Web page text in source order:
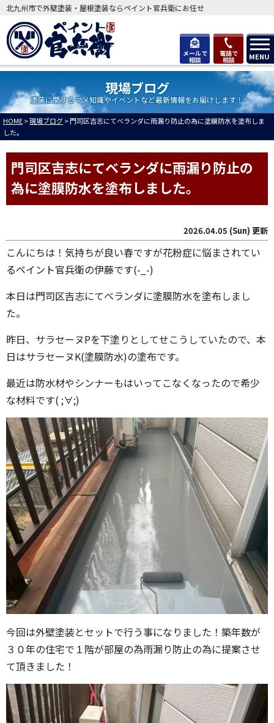
メールで
相談
電話で
相談 MENU
北九州市で外壁塗装・屋根塗装ならペイント官兵衛にお任せ
現場ブログ
塗装に関するマメ知識やイベントなど最新情報をお届けします！
HOME>現場ブログ>門司区吉志にてベランダに雨漏り防止の為に塗膜防水を塗布しま
した。
門司区吉志にてベランダに雨漏り防止の
為に塗膜防水を塗布しました。
2026.04.05 (Sun) 更新
こんにちは！気持ちが良い春ですが花粉症に悩まされてい
るペイント官兵衛の伊藤です(-_-)
本日は門司区吉志にてベランダに塗膜防水を塗布しまし
た。
昨日、サラセーヌPを下塗りとしてせこうしていたので、本
日はサラセーヌK(塗膜防水)の塗布です。
最近は防水材やシンナーもはいってこなくなったので希少
な材料です( ;∀;)
今回は外壁塗装とセットで行う事になりました！築年数が
３０年の住宅で１階が部屋の為雨漏り防止の為に提案させ
て頂きました！